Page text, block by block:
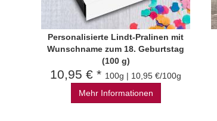
Personalisierte Lindt-Pralinen mit
Wunschname zum 18. Geburtstag
(100 g)
10,95 € * 100g | 10,95 €/100g
Mehr Informationen